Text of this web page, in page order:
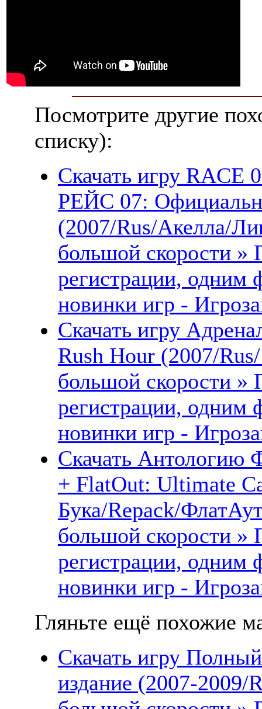
Посмотрите другие
списку):
Скачать игру RACE
РЕЙС 07:
(2007/Rus/Акелла/
большой скорости »
регистрации, одним
новинки игр -
Скачать игру
Rush Hour (2007/
большой скорости »
регистрации, одним
новинки игр -
Скачать Антологию
+ FlatOut: Ultimate
Бука/Repack/
большой скорости »
регистрации, одним
новинки игр -
Гляньте ещё похожие
Скачать игру
издание (2007-2009/